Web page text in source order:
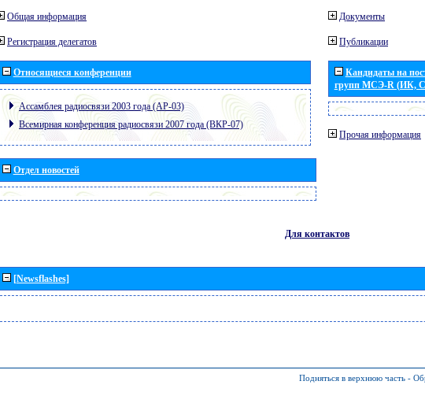
Общая информация
Регистрация делегатов
Относящиеся конференции
Ассамблея радиосвязи 2003 года (АР-03)
Всемирная конференция радиосвязи 2007 года (ВКР-07)
Отдел новостей
Документы
Публикации
Кандидаты на
групп МСЭ-R (ИК,
Прочая информация
Для контактов
[Newsflashes]
Подняться в верхнюю часть -